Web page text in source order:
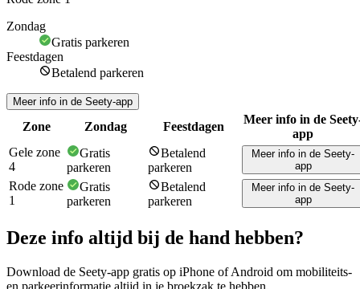
Zondag
Gratis parkeren
Feestdagen
Betalend parkeren
Meer info in de Seety-app
Zone Zondag Feestdagen
Meer info in de
app
Gele zone
4
Gratis
parkeren
Betalend
parkeren
Meer info in de Seety-
app
Rode zone
1
Gratis
parkeren
Betalend
parkeren
Meer info in de Seety-
app
Deze info altijd bij de hand hebben?
Download de Seety-app gratis op iPhone of Android om mobiliteits-
en parkeerinformatie altijd in je broekzak te hebben.